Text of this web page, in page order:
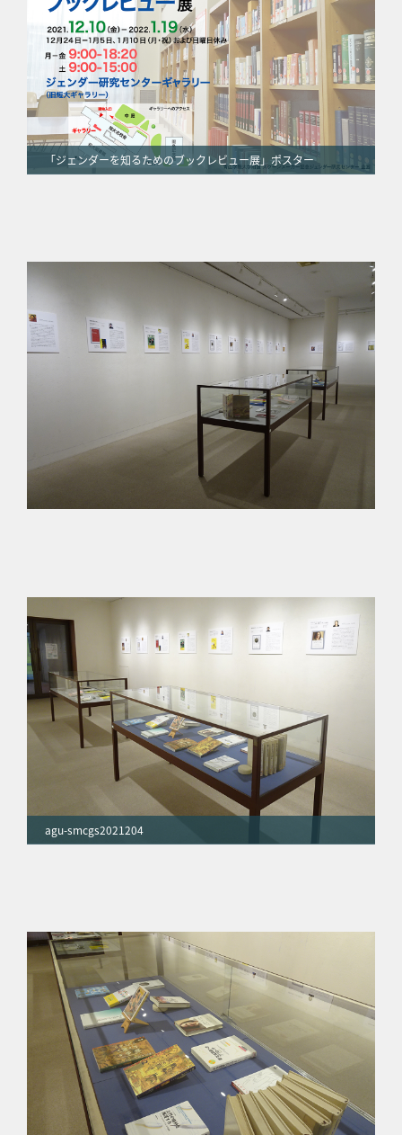
「ジェンダーを知るためのブックレビュー展」ポスター
agu-smcgs2021204